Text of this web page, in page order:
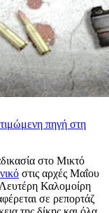
πηγή στη
στο Μικτό
στις αρχές Μαΐου
Καλομοίρη
σε ρεπορτάζ